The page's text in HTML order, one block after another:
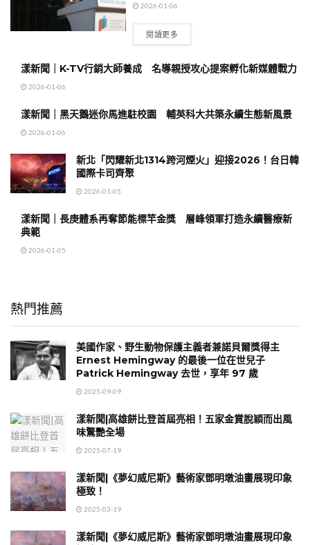
2026-01-06
閱讀更多
漾新聞｜K-TV行銷大師養成 名導親授攻心提案孵化新媒體戰力
2026-01-06
漾新聞｜黑天鵝迷你馬進駐校園 輔英科大共築永續生態新風景
2026-01-06
新北「閃耀新北1314跨河煙火」迎接2026！台日韓
國際卡司齊聚
2026-01-05
漾新聞｜長庚體系再奪節能標竿金獎 層峰領軍打造永續醫療新
典範
2026-01-05
熱門推薦
美國作家、野生動物保護主義者兼諾貝爾獎得主
Ernest Hemingway 的最後一位在世兒子
Patrick Hemingway 去世，享年 97 歲
2025-09-09
漾新聞|高雄餅比登首屆亮相！五家金賞脫穎而出風
味驚艷全場
2025-07-19
漾新聞|《夢幻威尼斯》藝術家鄧明墩油畫展現印象
極致！
2025-03-19
漾新聞|《夢幻威尼斯》藝術家鄧明墩油畫展現印象